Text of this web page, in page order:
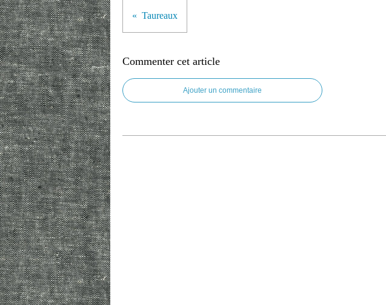
Taureaux
Commenter cet article
Ajouter un commentaire